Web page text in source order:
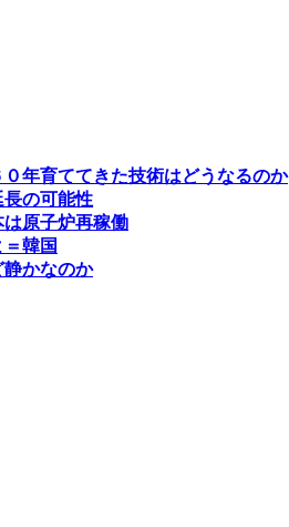
年育ててきた技術はどうなるのか
長の可能性
原子炉再稼働
韓国
かなのか